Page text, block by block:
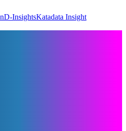
D-InsightsKatadata Insight